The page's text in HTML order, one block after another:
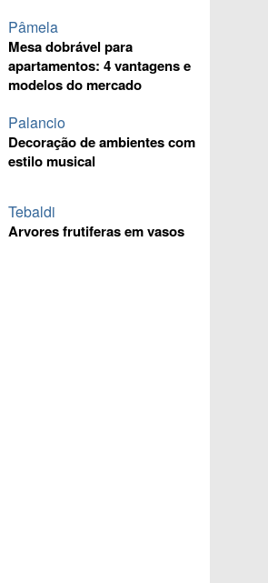
Pâmela
Mesa dobrável para
apartamentos: 4 vantagens e
modelos do mercado
Palancio
Decoração de ambientes com
estilo musical
Tebaldi
Arvores frutiferas em vasos